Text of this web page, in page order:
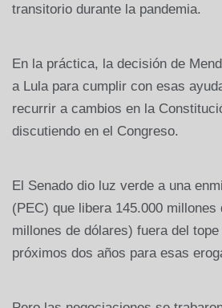
transitorio durante la pandemia.
En la práctica, la decisión de
a Lula para cumplir con esas
recurrir a cambios en la
discutiendo en el Congreso.
El Senado dio luz verde a una
(PEC) que libera 145.000 millones
millones de dólares) fuera del
próximos dos años para esas